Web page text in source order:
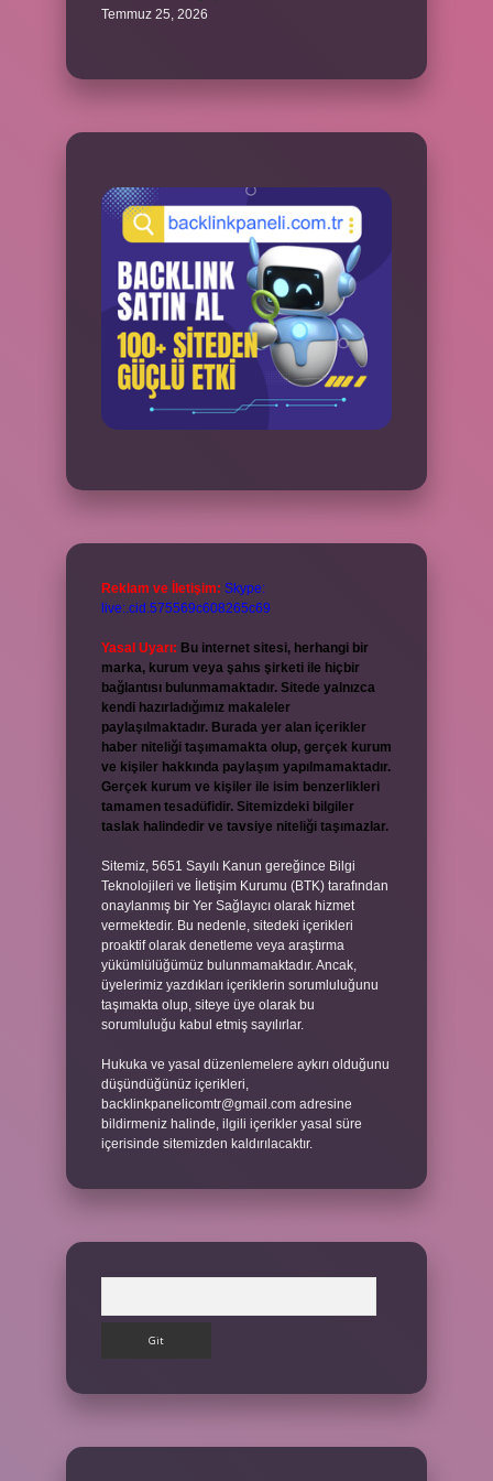
Temmuz 25, 2026
Reklam ve İletişim: Skype:
live:.cid.575569c608265c69
Yasal Uyarı: Bu internet sitesi, herhangi bir
marka, kurum veya şahıs şirketi ile hiçbir
bağlantısı bulunmamaktadır. Sitede yalnızca
kendi hazırladığımız makaleler
paylaşılmaktadır. Burada yer alan içerikler
haber niteliği taşımamakta olup, gerçek kurum
ve kişiler hakkında paylaşım yapılmamaktadır.
Gerçek kurum ve kişiler ile isim benzerlikleri
tamamen tesadüfidir. Sitemizdeki bilgiler
taslak halindedir ve tavsiye niteliği taşımazlar.
Sitemiz, 5651 Sayılı Kanun gereğince Bilgi
Teknolojileri ve İletişim Kurumu (BTK) tarafından
onaylanmış bir Yer Sağlayıcı olarak hizmet
vermektedir. Bu nedenle, sitedeki içerikleri
proaktif olarak denetleme veya araştırma
yükümlülüğümüz bulunmamaktadır. Ancak,
üyelerimiz yazdıkları içeriklerin sorumluluğunu
taşımakta olup, siteye üye olarak bu
sorumluluğu kabul etmiş sayılırlar.
Hukuka ve yasal düzenlemelere aykırı olduğunu
düşündüğünüz içerikleri,
backlinkpanelicomtr@gmail.com adresine
bildirmeniz halinde, ilgili içerikler yasal süre
içerisinde sitemizden kaldırılacaktır.